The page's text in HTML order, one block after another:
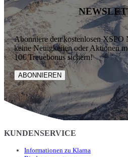
Abonniere den kostenlosen XSPO
keine Neuigkeiten oder Aktionen
10€ Treuebonus sichern!
ABONNIEREN
KUNDENSERVICE
Informationen zu Klarna